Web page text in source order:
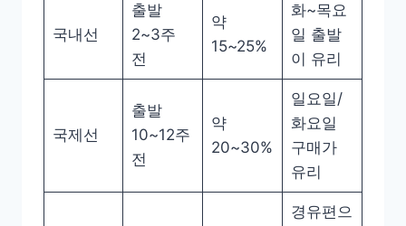
국내선
출발
2~3주
전
약
15~25%
화~목요
일 출발
이 유리
국제선
출발
10~12주
전
약
20~30%
일요일/
화요일
구매가
유리
경유편으